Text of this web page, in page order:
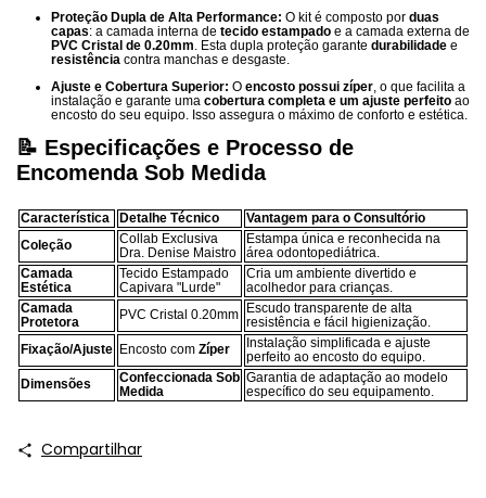
Proteção Dupla de Alta Performance: O kit é composto por duas
capas: a camada interna de tecido estampado e a camada externa de
PVC Cristal de 0.20mm. Esta dupla proteção garante durabilidade e
resistência contra manchas e desgaste.
Ajuste e Cobertura Superior: O encosto possui zíper, o que facilita a
instalação e garante uma cobertura completa e um ajuste perfeito ao
encosto do seu equipo. Isso assegura o máximo de conforto e estética.
📝 Especificações e Processo de
Encomenda Sob Medida
Característica Detalhe Técnico
Vantagem para o Consultório
Coleção
Collab Exclusiva
Dra. Denise Maistro
Estampa única e reconhecida na
área odontopediátrica.
Camada
Estética
Tecido Estampado
Capivara "Lurde"
Cria um ambiente divertido e
acolhedor para crianças.
Camada
Protetora
PVC Cristal 0.20mm
Escudo transparente de alta
resistência e fácil higienização.
Fixação/Ajuste Encosto com Zíper
Instalação simplificada e ajuste
perfeito ao encosto do equipo.
Dimensões
Confeccionada Sob
Medida
Garantia de adaptação ao modelo
específico do seu equipamento.
Compartilhar